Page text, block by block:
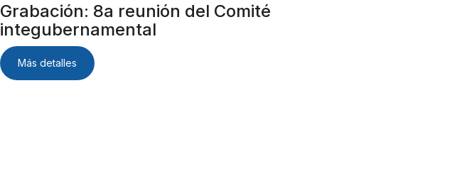
Grabación: 8a reunión del Comité
integubernamental
Más detalles